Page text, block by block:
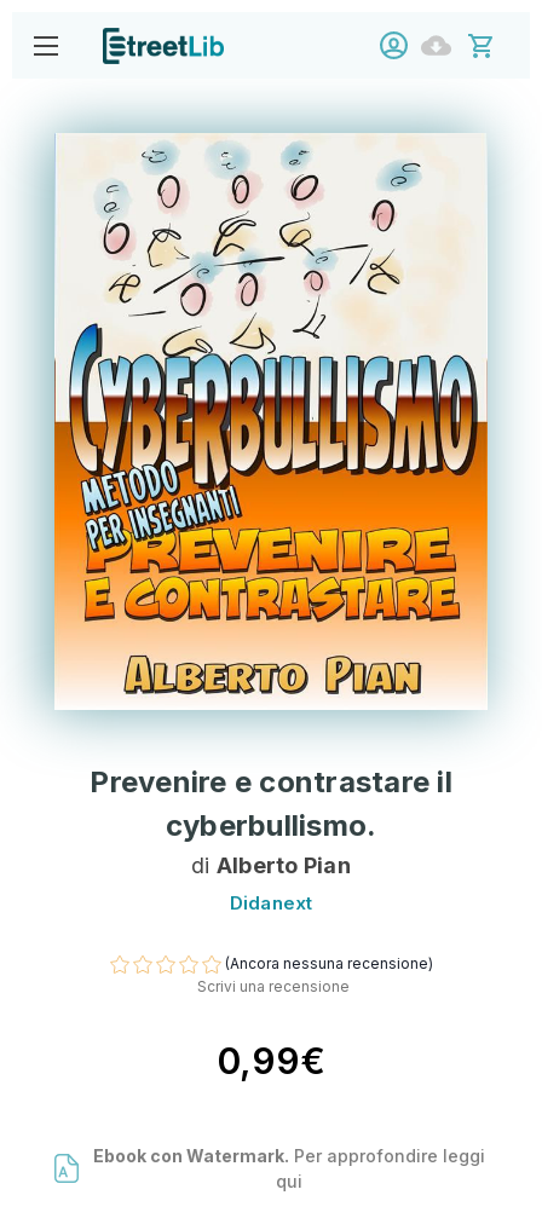
Prevenire e contrastare il
cyberbullismo.
di Alberto Pian
Didanext
(Ancora nessuna recensione)
Scrivi una recensione
0,99€
Ebook con Watermark. Per approfondire leggi
qui